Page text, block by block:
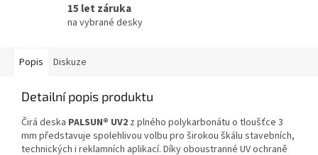
15 let záruka
na vybrané desky
Popis Diskuze
Detailní popis produktu
Čirá deska PALSUN® UV2 z plného polykarbonátu o tloušťce 3
mm představuje spolehlivou volbu pro širokou škálu stavebních,
technických i reklamních aplikací. Díky oboustranné UV ochraně